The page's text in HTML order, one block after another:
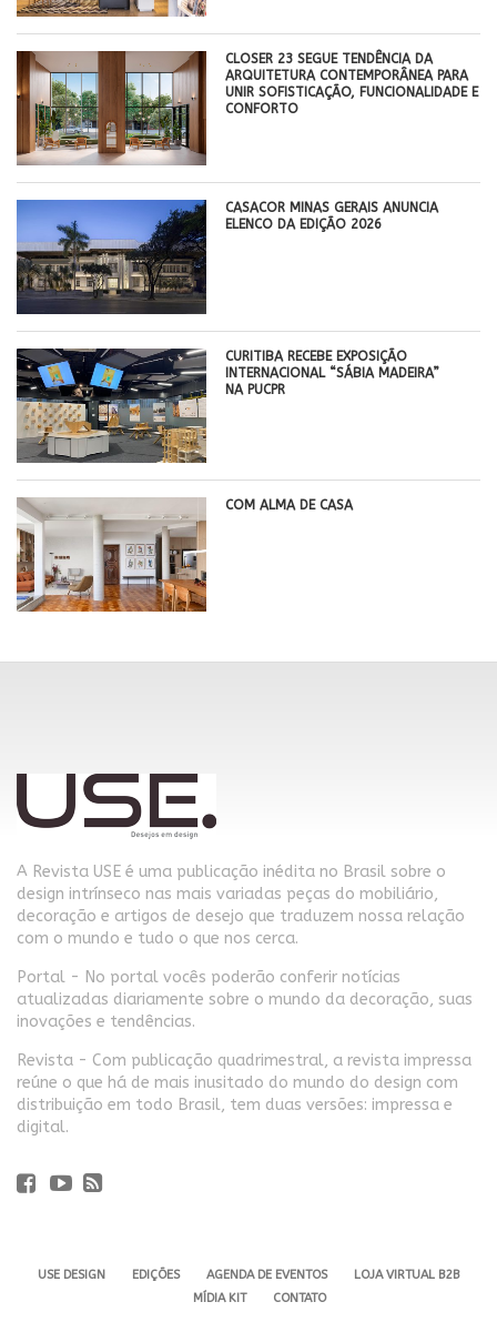
CLOSER 23 SEGUE TENDÊNCIA DA
ARQUITETURA CONTEMPORÂNEA PARA
UNIR SOFISTICAÇÃO, FUNCIONALIDADE E
CONFORTO
CASACOR MINAS GERAIS ANUNCIA
ELENCO DA EDIÇÃO 2026
CURITIBA RECEBE EXPOSIÇÃO
INTERNACIONAL “SÁBIA MADEIRA”
NA PUCPR
COM ALMA DE CASA
A Revista USE é uma publicação inédita no Brasil sobre o
design intrínseco nas mais variadas peças do mobiliário,
decoração e artigos de desejo que traduzem nossa relação
com o mundo e tudo o que nos cerca.
Portal - No portal vocês poderão conferir notícias
atualizadas diariamente sobre o mundo da decoração, suas
inovações e tendências.
Revista - Com publicação quadrimestral, a revista impressa
reúne o que há de mais inusitado do mundo do design com
distribuição em todo Brasil, tem duas versões: impressa e
digital.
USE DESIGN EDIÇÕES AGENDA DE EVENTOS
LOJA VIRTUAL B2B
MÍDIA KIT
CONTATO